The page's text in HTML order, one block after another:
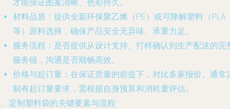
才能保证图案清晰、色彩持久。
材料品质 ：提供全新环保聚乙烯（PE）或可降解塑料（PLA
等）原料选择，确保产品安全无异味、承重力足。
服务流程 ：是否提供从设计支持、打样确认到生产配送的完
服务链，沟通是否顺畅高效。
价格与起订量 ：在保证质量的前提下，对比多家报价。通常
制有起订量要求，需根据自身预算和消耗量评估。
定制塑料袋的关键要素与流程